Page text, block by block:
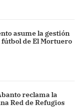
asume la gestión
fútbol de El Mortuero
reclama la
Red de Refugios